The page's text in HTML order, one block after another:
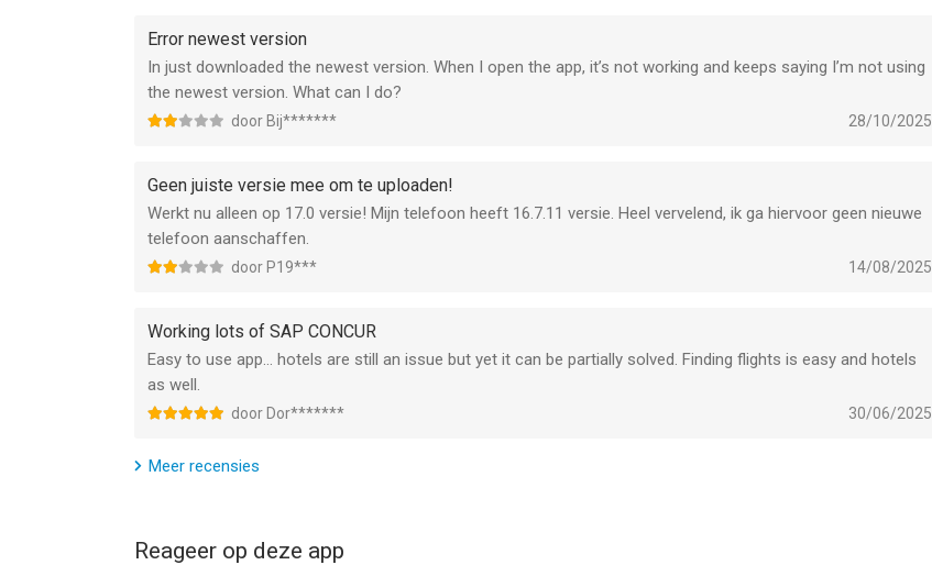
Error newest version
In just downloaded the newest version. When I open the app, it’s not working and keeps saying I’m not using
the newest version. What can I do?
door Bij******* 28/10/2025
Geen juiste versie mee om te uploaden!
Werkt nu alleen op 17.0 versie! Mijn telefoon heeft 16.7.11 versie. Heel vervelend, ik ga hiervoor geen nieuwe
telefoon aanschaffen.
door P19*** 14/08/2025
Working lots of SAP CONCUR
Easy to use app… hotels are still an issue but yet it can be partially solved. Finding flights is easy and hotels
as well.
door Dor******* 30/06/2025
Meer recensies
Reageer op deze app